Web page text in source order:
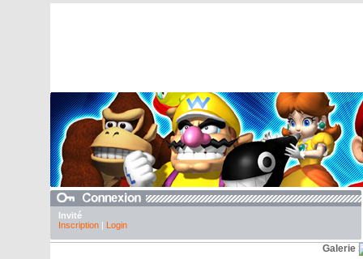
Invité
Inscription| Login
Galerie